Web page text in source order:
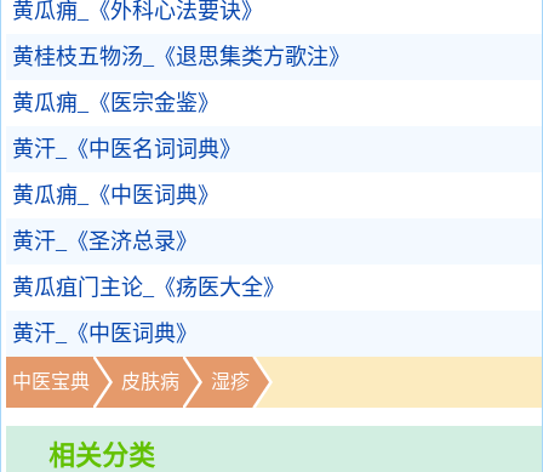
黄瓜痈_《外科心法要诀》
黄桂枝五物汤_《退思集类方歌注》
黄瓜痈_《医宗金鉴》
黄汗_《中医名词词典》
黄瓜痈_《中医词典》
黄汗_《圣济总录》
黄瓜疽门主论_《疡医大全》
黄汗_《中医词典》
中医宝典 皮肤病 湿疹
相关分类